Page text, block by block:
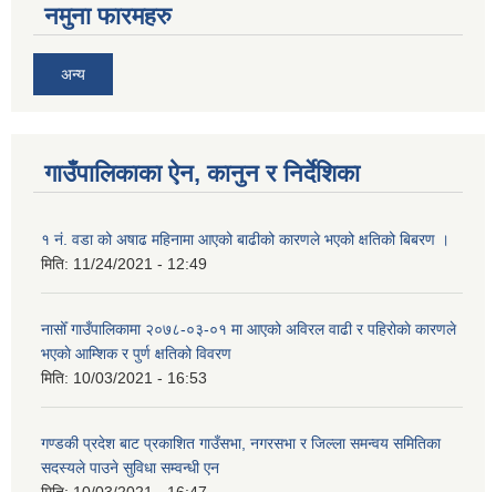
नमुना फारमहरु
अन्य
गाउँपालिकाका ऐन, कानुन र निर्देशिका
१ नं. वडा को अषाढ महिनामा आएको बाढीको कारणले भएको क्षतिको बिबरण ।
मिति: 11/24/2021 - 12:49
नासोँ गाउँपालिकामा २०७८-०३-०१ मा आएको अविरल वाढी र पहिरोकाे कारणले
भएकाे आम्शिक र पुर्ण क्षतिको विवरण
मिति: 10/03/2021 - 16:53
गण्डकी प्रदेश बाट प्रकाशित गाउँसभा, नगरसभा र जिल्ला समन्वय समितिका
सदस्यले पाउने सुविधा सम्वन्धी एन